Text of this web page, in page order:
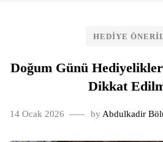
HEDIYE
Doğum Günü
Dikkat
14 Ocak 2026 by Abdulkadir